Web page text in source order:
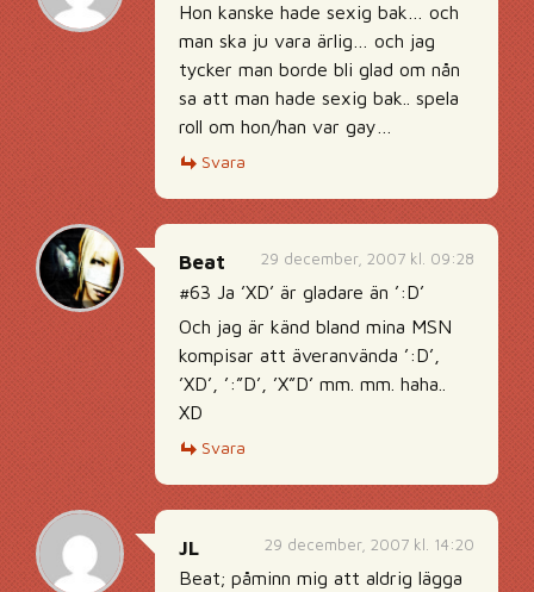
Hon kanske hade sexig bak… och
man ska ju vara ärlig… och jag
tycker man borde bli glad om nån
sa att man hade sexig bak.. spela
roll om hon/han var gay…
Svara
29 december, 2007 kl. 09:28
Beat
#63 Ja ’XD’ är gladare än ’:D’
Och jag är känd bland mina MSN
kompisar att äveranvända ’:D’,
’XD’, ’:”D’, ’X”D’ mm. mm. haha..
XD
Svara
29 december, 2007 kl. 14:20
JL
Beat; påminn mig att aldrig lägga